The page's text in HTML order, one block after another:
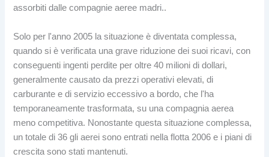
assorbiti dalle compagnie aeree madri..
Solo per l'anno 2005 la situazione è diventata complessa,
quando si è verificata una grave riduzione dei suoi ricavi, con
conseguenti ingenti perdite per oltre 40 milioni di dollari,
generalmente causato da prezzi operativi elevati, di
carburante e di servizio eccessivo a bordo, che l'ha
temporaneamente trasformata, su una compagnia aerea
meno competitiva. Nonostante questa situazione complessa,
un totale di 36 gli aerei sono entrati nella flotta 2006 e i piani di
crescita sono stati mantenuti.